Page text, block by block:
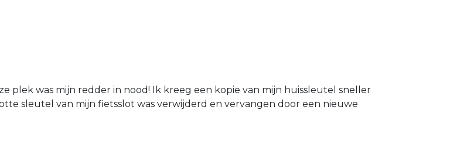
plek was mijn redder in nood! Ik kreeg een kopie van mijn huissleutel sneller
sleutel van mijn fietsslot was verwijderd en vervangen door een nieuwe